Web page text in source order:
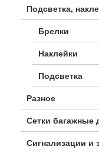
Подсветка,
Брелки
Наклейки
Подсветка
Разное
Сетки багажные
Сигнализации и